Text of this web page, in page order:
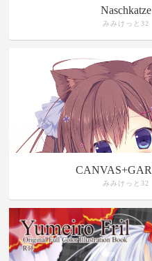
Naschkatze
みみけっと32
みみけっと32